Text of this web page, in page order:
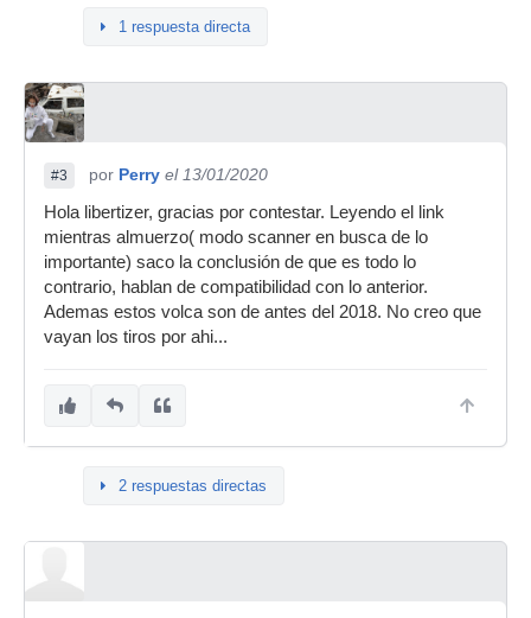
1 respuesta directa
#3 por Perry el 13/01/2020
Hola libertizer, gracias por contestar. Leyendo el link
mientras almuerzo( modo scanner en busca de lo
importante) saco la conclusión de que es todo lo
contrario, hablan de compatibilidad con lo anterior.
Ademas estos volca son de antes del 2018. No creo que
vayan los tiros por ahi...
2 respuestas directas